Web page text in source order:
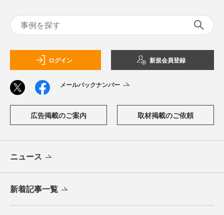
ログイン 新規会員登録
メールバックナンバー
広告掲載のご案内 取材掲載のご依頼
ニュース
新着記事一覧